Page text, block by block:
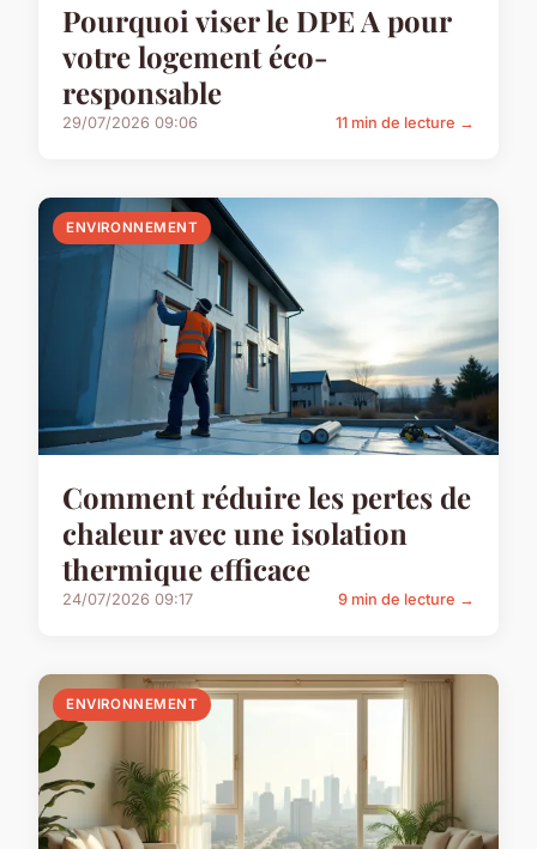
Pourquoi viser le DPE A pour
votre logement éco-
responsable
29/07/2026 09:06 11 min de lecture →
ENVIRONNEMENT
Comment réduire les pertes de
chaleur avec une isolation
thermique efficace
24/07/2026 09:17 9 min de lecture →
ENVIRONNEMENT